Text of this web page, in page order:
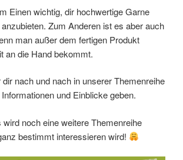
Einen wichtig, dir hochwertige Garne
Zum Anderen ist es aber auch
man außer dem fertigen Produkt
an die Hand bekommt.
nach und nach in unserer Themenreihe
und Einblicke geben.
noch eine weitere Themenreihe
bestimmt interessieren wird!